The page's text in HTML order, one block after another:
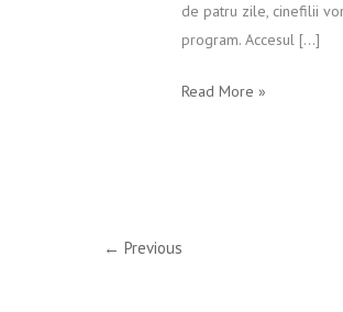
de patru zile, cinefilii
program. Accesul […]
VI
a
Read More »
← Previous